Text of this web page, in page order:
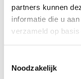
partners kunnen
informatie die u
verzameld op
Noodzakelijk